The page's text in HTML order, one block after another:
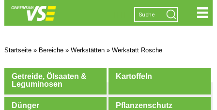
Startseite» Bereiche» Werkstätten» Werkstatt Rosche
Getreide, Ölsaaten &
Leguminosen
Kartoffeln
Dünger Pflanzenschutz